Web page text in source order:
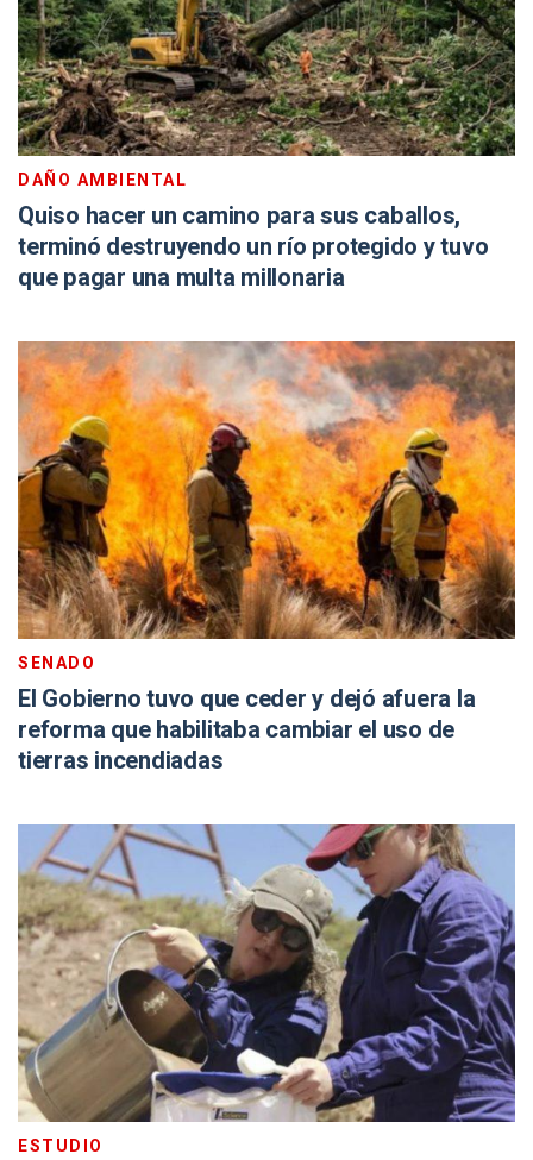
DAÑO AMBIENTAL
Quiso hacer un camino para sus caballos,
terminó destruyendo un río protegido y tuvo
que pagar una multa millonaria
SENADO
El Gobierno tuvo que ceder y dejó afuera la
reforma que habilitaba cambiar el uso de
tierras incendiadas
ESTUDIO